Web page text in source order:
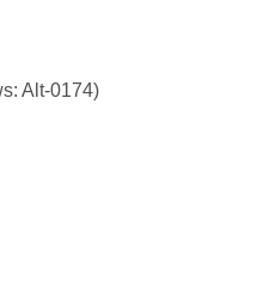
Alt-0174)